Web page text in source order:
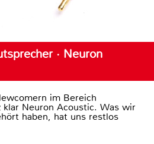
· Neuron
im Bereich
klar Neuron Acoustic. Was wir
haben, hat uns restlos